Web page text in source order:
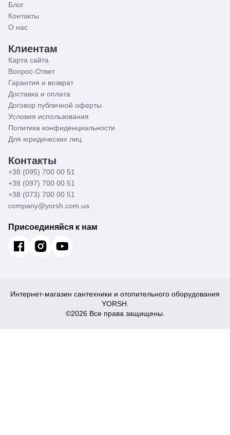
Блог
Контакты
О нас
Клиентам
Карта сайта
Вопрос-Ответ
Гарантия и возврат
Доставка и оплата
Договор публичной оферты
Условия использования
Политика конфиденциальности
Для юридических лиц
Контакты
+38 (095) 700 00 51
+38 (097) 700 00 51
+38 (073) 700 00 51
company@yorsh.com.ua
Присоединяйся к нам
Интернет-магазин сантехники и отопительного оборудования
YORSH.
©2026 Все права защищены.